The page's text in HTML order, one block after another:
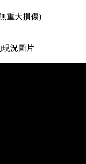
重大損傷)
現況圖片